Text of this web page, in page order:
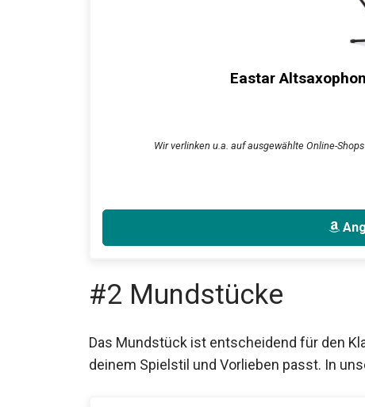
Eastar
Wir verlinken u.a. auf ausgewählte Online-
#2 Mundstücke
Das Mundstück ist entscheidend für den
deinem Spielstil und Vorlieben passt. In